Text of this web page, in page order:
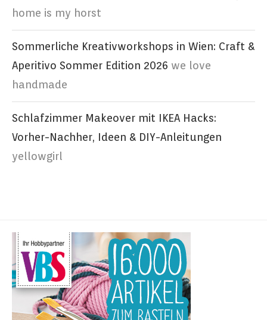
home is my horst
Sommerliche Kreativworkshops in Wien: Craft &
Aperitivo Sommer Edition 2026 we love
handmade
Schlafzimmer Makeover mit IKEA Hacks:
Vorher-Nachher, Ideen & DIY-Anleitungen
yellowgirl